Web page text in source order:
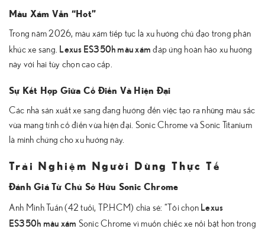
Màu Xám Vẫn “Hot”
Trong năm 2026, màu xám tiếp tục là xu hướng chủ đạo trong phân
khúc xe sang. Lexus ES350h màu xám đáp ứng hoàn hảo xu hướng
này với hai tùy chọn cao cấp.
Sự Kết Hợp Giữa Cổ Điển Và Hiện Đại
Các nhà sản xuất xe sang đang hướng đến việc tạo ra những màu sắc
vừa mang tính cổ điển vừa hiện đại. Sonic Chrome và Sonic Titanium
là minh chứng cho xu hướng này.
Trải Nghiệm Người Dùng Thực Tế
Đánh Giá Từ Chủ Sở Hữu Sonic Chrome
Anh Minh Tuấn (42 tuổi, TP.HCM) chia sẻ: “Tôi chọn Lexus
ES350h màu xám Sonic Chrome vì muốn chiếc xe nổi bật hơn trong